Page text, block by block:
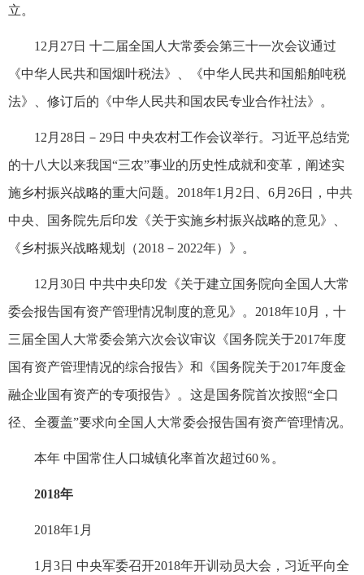
立。
12月27日 十二届全国人大常委会第三十一次会议通过
《中华人民共和国烟叶税法》、《中华人民共和国船舶吨税
法》、修订后的《中华人民共和国农民专业合作社法》。
12月28日－29日 中央农村工作会议举行。习近平总结党
的十八大以来我国“三农”事业的历史性成就和变革，阐述实
施乡村振兴战略的重大问题。2018年1月2日、6月26日，中共
中央、国务院先后印发《关于实施乡村振兴战略的意见》、
《乡村振兴战略规划（2018－2022年）》。
12月30日 中共中央印发《关于建立国务院向全国人大常
委会报告国有资产管理情况制度的意见》。2018年10月，十
三届全国人大常委会第六次会议审议《国务院关于2017年度
国有资产管理情况的综合报告》和《国务院关于2017年度金
融企业国有资产的专项报告》。这是国务院首次按照“全口
径、全覆盖”要求向全国人大常委会报告国有资产管理情况。
本年 中国常住人口城镇化率首次超过60％。
2018年
2018年1月
1月3日 中央军委召开2018年开训动员大会，习近平向全